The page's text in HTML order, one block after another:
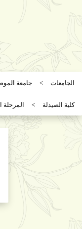
الجامعات جامعة
كلية الصيدلة المرحلة